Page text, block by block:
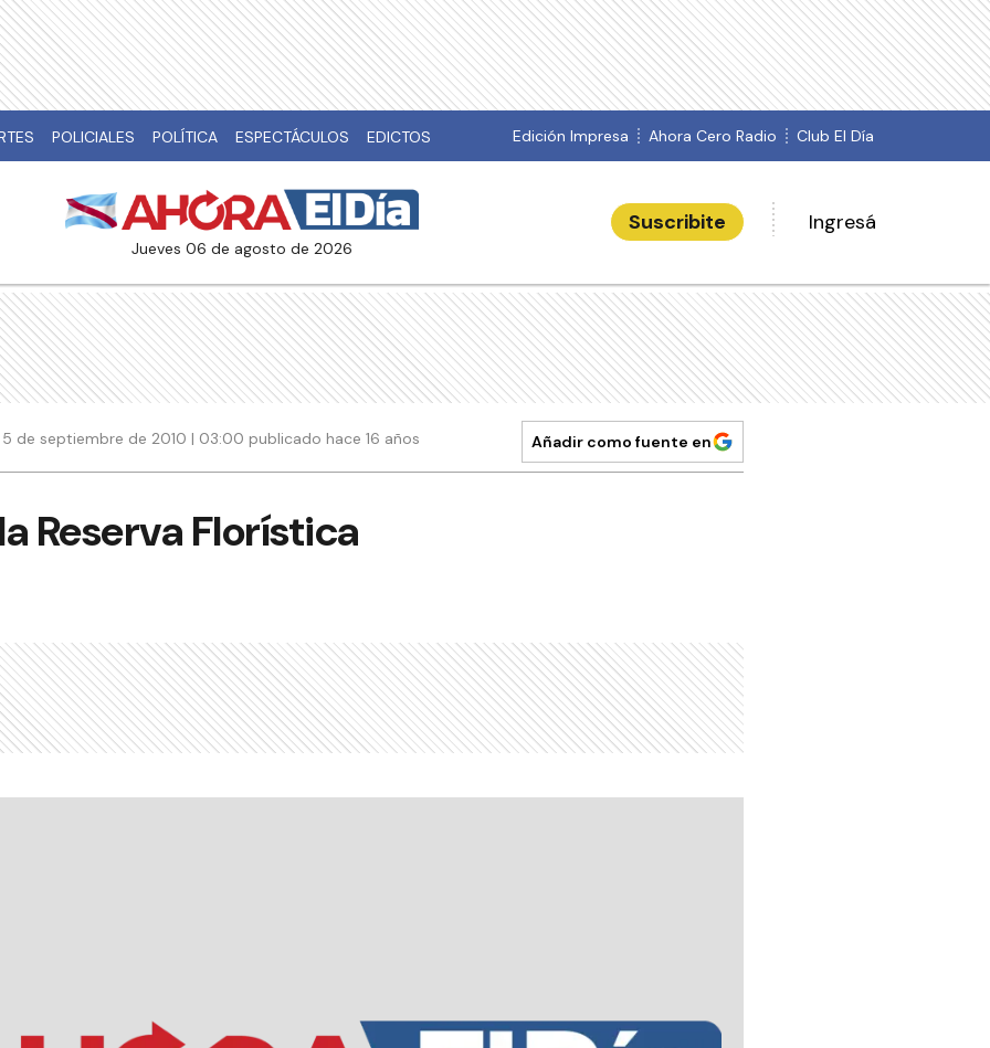
POLICIALES POLÍTICA ESPECTÁCULOS EDICTOS Edición Impresa Ahora Cero Radio Club El Día
jueves 06 de agosto de 2026
Suscribite Ingresá
5 de septiembre de 2010 | 03:00 publicado hace 16 años Añadir como fuente en
Reserva Florística